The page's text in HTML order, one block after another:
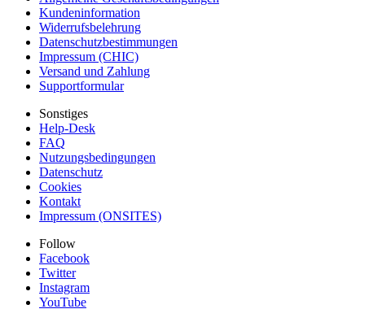
Kundeninformation
Widerrufsbelehrung
Datenschutzbestimmungen
Impressum (CHIC)
Versand und Zahlung
Supportformular
Sonstiges
Help-Desk
FAQ
Nutzungsbedingungen
Datenschutz
Cookies
Kontakt
Impressum (ONSITES)
Follow
Facebook
Twitter
Instagram
YouTube